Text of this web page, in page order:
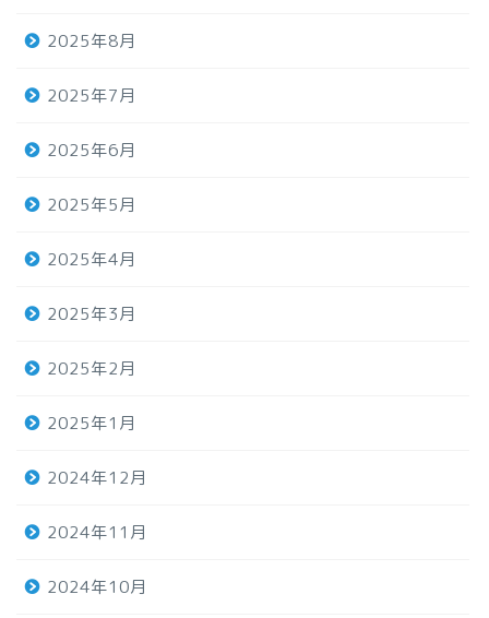
2025年8月
2025年7月
2025年6月
2025年5月
2025年4月
2025年3月
2025年2月
2025年1月
2024年12月
2024年11月
2024年10月